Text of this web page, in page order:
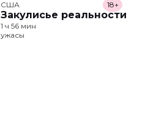
США
Закулисье реальности
18+
1 ч 56 мин
ужасы